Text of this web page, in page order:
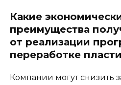
Какие
преимущества
от реализации
переработке
Компании могут снизить